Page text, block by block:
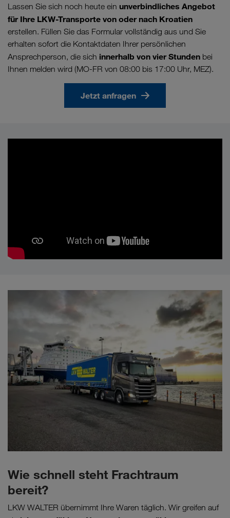
Lassen Sie sich noch heute ein unverbindliches Angebot
für Ihre LKW-Transporte von oder nach Kroatien
erstellen. Füllen Sie das Formular vollständig aus und Sie
erhalten sofort die Kontaktdaten Ihrer persönlichen
Ansprechperson, die sich innerhalb von vier Stunden bei
Ihnen melden wird (MO-FR von 08:00 bis 17:00 Uhr, MEZ).
Jetzt anfragen
Wie schnell steht Frachtraum
bereit?
LKW WALTER übernimmt Ihre Waren täglich. Wir greifen auf